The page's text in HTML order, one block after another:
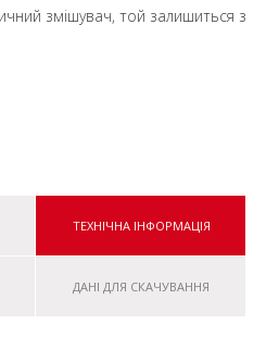
змішувач, той залишиться з
ТЕХНІЧНА ІНФОРМАЦІЯ
ДАНІ ДЛЯ СКАЧУВАННЯ